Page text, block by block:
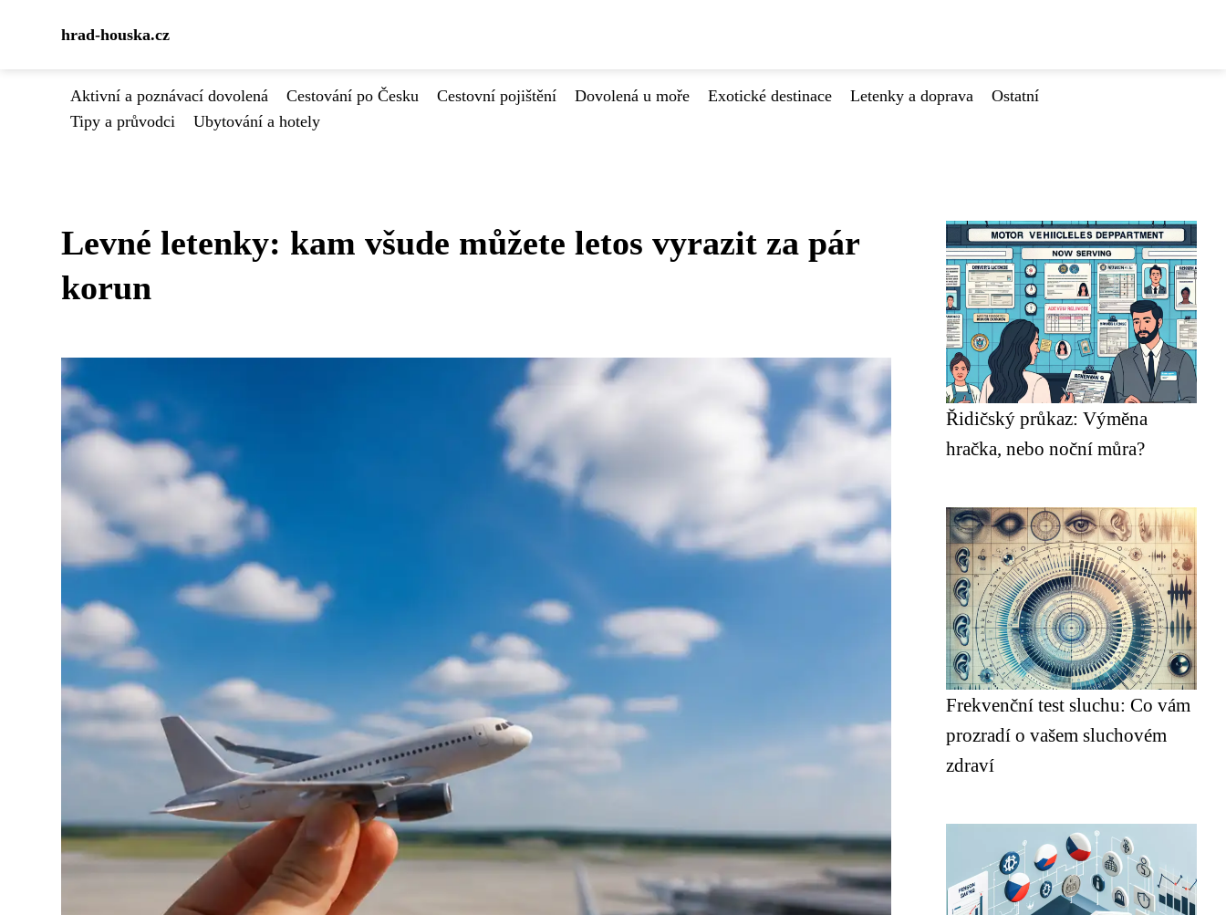
hrad-houska.cz
Aktivní a poznávací dovolená Cestování po Česku Cestovní pojištění Dovolená u moře Exotické destinace Letenky a doprava
Ostatní
Tipy a průvodci
Ubytování a hotely
Levné letenky: kam všude můžete letos vyrazit za pár
korun
Řidičský průkaz: Výměna
hračka, nebo noční můra?
Frekvenční test sluchu: Co vám
prozradí o vašem sluchovém
zdraví